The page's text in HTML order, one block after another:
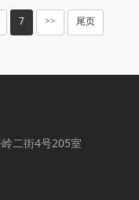
7 >> 尾页
二街4号205室